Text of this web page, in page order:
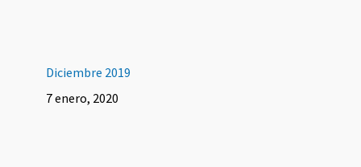
Diciembre 2019
7 enero, 2020